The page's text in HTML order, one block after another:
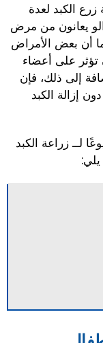
الكبد لعدة
يعانون من مرض
أن بعض الأمراض
تؤثر على أعضاء
إلى ذلك، فإن
إزالة الكبد
لــ زراعة الكبد